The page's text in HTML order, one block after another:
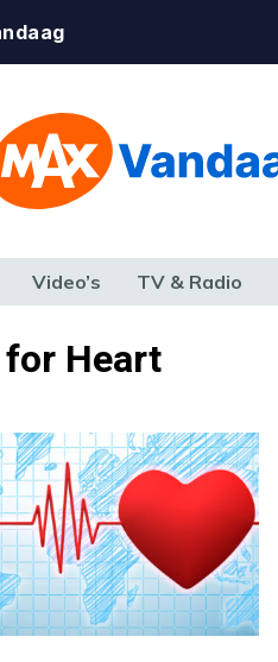
Video’s TV & Radio
Heart